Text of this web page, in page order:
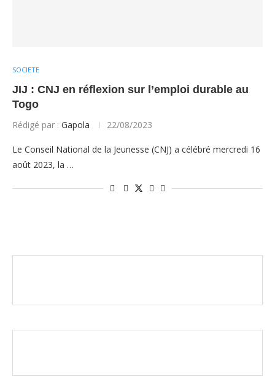
SOCIETE
JIJ : CNJ en réflexion sur l’emploi durable au
Togo
Rédigé par : Gapola 22/08/2023
Le Conseil National de la Jeunesse (CNJ) a célébré mercredi 16
août 2023, la …